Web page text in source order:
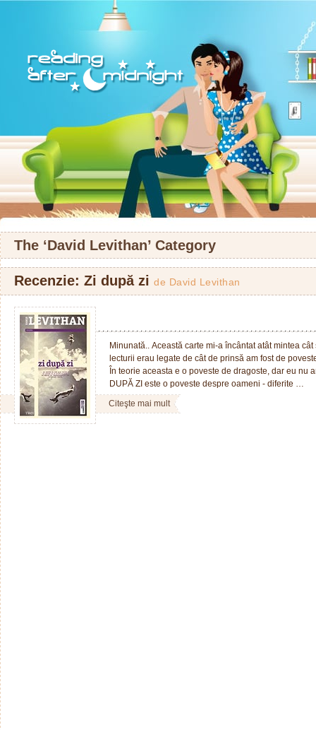
The ‘David Levithan’ Category
Recenzie: Zi după zi de David Levithan
Minunată.. Această carte mi-a încântat atât mintea
lecturii erau legate de cât de prinsă am fost de
În teorie aceasta e o poveste de dragoste, dar eu nu
DUPĂ ZI este o poveste despre oameni - diferite …
Citeşte mai mult